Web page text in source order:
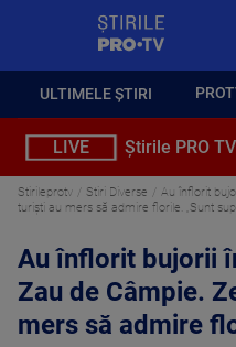
ULTIMELE ȘTIRI
LIVE Știrile PRO
Stirileprotv Stiri Diverse
Au înflorit
turiști au mers să admire florile. „Sunt
Au înflorit bujorii
Zau de Câmpie.
mers să admire